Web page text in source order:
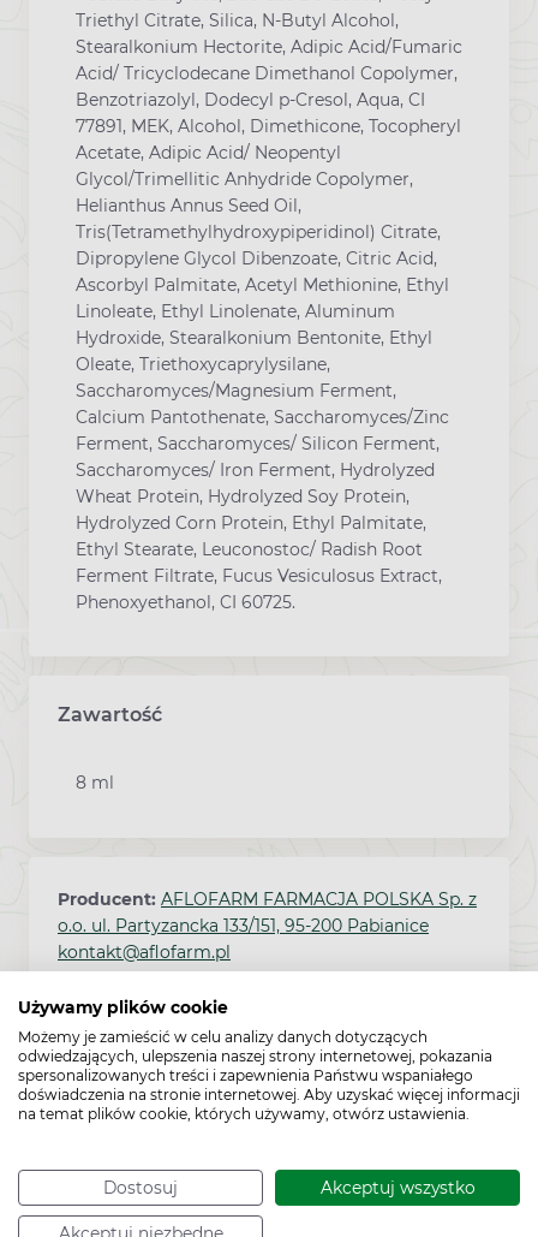
Używamy plików cookie
Możemy je zamieścić w celu analizy danych dotyczących
odwiedzających, ulepszenia naszej strony internetowej, pokazania
spersonalizowanych treści i zapewnienia Państwu wspaniałego
doświadczenia na stronie internetowej. Aby uzyskać więcej informacji
na temat plików cookie, których używamy, otwórz ustawienia.
Dostosuj Akceptuj wszystko
Akceptuj niezbędne
Triethyl Citrate, Silica, N-Butyl Alcohol,
Stearalkonium Hectorite, Adipic Acid/Fumaric
Acid/ Tricyclodecane Dimethanol Copolymer,
Benzotriazolyl, Dodecyl p-Cresol, Aqua, CI
77891, MEK, Alcohol, Dimethicone, Tocopheryl
Acetate, Adipic Acid/ Neopentyl
Glycol/Trimellitic Anhydride Copolymer,
Helianthus Annus Seed Oil,
Tris(Tetramethylhydroxypiperidinol) Citrate,
Dipropylene Glycol Dibenzoate, Citric Acid,
Ascorbyl Palmitate, Acetyl Methionine, Ethyl
Linoleate, Ethyl Linolenate, Aluminum
Hydroxide, Stearalkonium Bentonite, Ethyl
Oleate, Triethoxycaprylysilane,
Saccharomyces/Magnesium Ferment,
Calcium Pantothenate, Saccharomyces/Zinc
Ferment, Saccharomyces/ Silicon Ferment,
Saccharomyces/ Iron Ferment, Hydrolyzed
Wheat Protein, Hydrolyzed Soy Protein,
Hydrolyzed Corn Protein, Ethyl Palmitate,
Ethyl Stearate, Leuconostoc/ Radish Root
Ferment Filtrate, Fucus Vesiculosus Extract,
Phenoxyethanol, CI 60725.
Zawartość
8 ml
Producent: AFLOFARM FARMACJA POLSKA Sp. z
o.o. ul. Partyzancka 133/151, 95-200 Pabianice
kontakt@aflofarm.pl
Sposób przechowywania:15°C - 25°C